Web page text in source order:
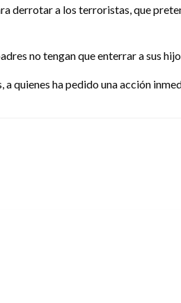
a los terroristas, que
no tengan que enterrar a sus
quienes ha pedido una acción